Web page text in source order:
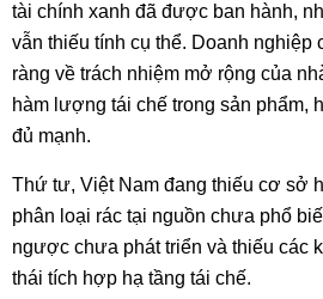
tài chính xanh đã được ban hành,
vẫn thiếu tính cụ thể. Doanh
ràng về trách nhiệm mở rộng của
hàm lượng tái chế trong sản phẩm,
đủ mạnh.
Thứ tư, Việt Nam đang thiếu cơ sở
phân loại rác tại nguồn chưa phổ
ngược chưa phát triển và thiếu các
thái tích hợp hạ tầng tái chế.